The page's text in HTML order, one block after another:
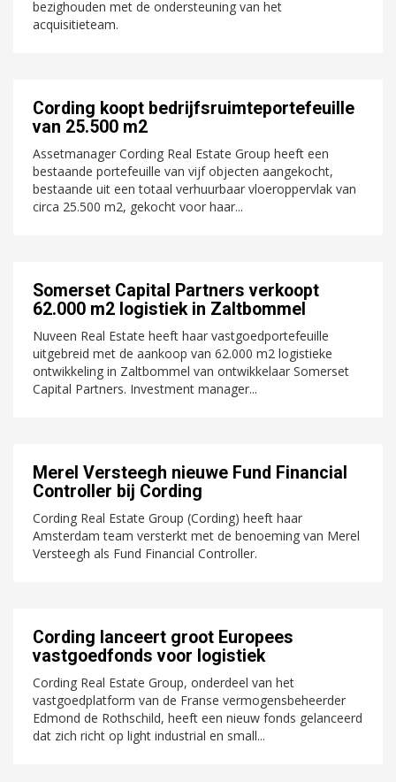
bezighouden met de ondersteuning van het
acquisitieteam.
Cording koopt bedrijfsruimteportefeuille
van 25.500 m2
Assetmanager Cording Real Estate Group heeft een
bestaande portefeuille van vijf objecten aangekocht,
bestaande uit een totaal verhuurbaar vloeroppervlak van
circa 25.500 m2, gekocht voor haar...
Somerset Capital Partners verkoopt
62.000 m2 logistiek in Zaltbommel
Nuveen Real Estate heeft haar vastgoedportefeuille
uitgebreid met de aankoop van 62.000 m2 logistieke
ontwikkeling in Zaltbommel van ontwikkelaar Somerset
Capital Partners. Investment manager...
Merel Versteegh nieuwe Fund Financial
Controller bij Cording
Cording Real Estate Group (Cording) heeft haar
Amsterdam team versterkt met de benoeming van Merel
Versteegh als Fund Financial Controller.
Cording lanceert groot Europees
vastgoedfonds voor logistiek
Cording Real Estate Group, onderdeel van het
vastgoedplatform van de Franse vermogensbeheerder
Edmond de Rothschild, heeft een nieuw fonds gelanceerd
dat zich richt op light industrial en small...